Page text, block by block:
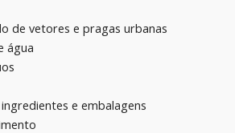
de vetores e pragas urbanas
água
e embalagens